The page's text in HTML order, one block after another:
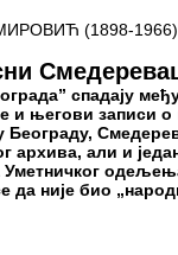
(1898-
спадају
и његови записи
Београду,
архива, али и
Уметничког
да није био